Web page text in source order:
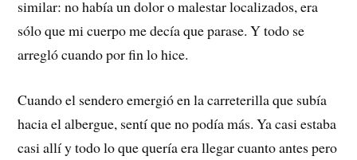
similar: no había un dolor o malestar localizados, era
sólo que mi cuerpo me decía que parase. Y todo se
arregló cuando por fin lo hice.
Cuando el sendero emergió en la carreterilla que subía
hacia el albergue, sentí que no podía más. Ya casi estaba
casi allí y todo lo que quería era llegar cuanto antes pero